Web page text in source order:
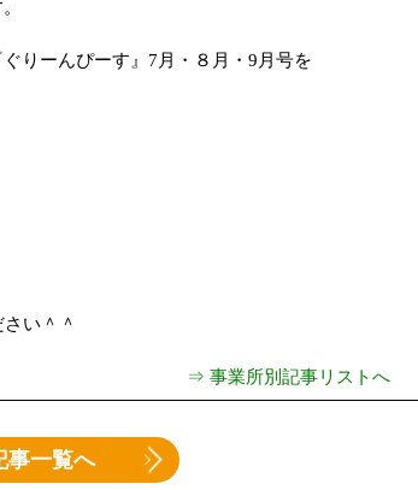
りーんぴーす』7月・８月・9月号を
い＾＾
⇒ 事業所別記事リストへ
事一覧へ